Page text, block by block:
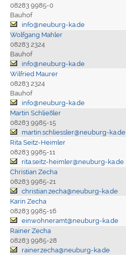
08283 9985-0
Bauhof
info@neuburg-ka.de
Wolfgang Mahler
08283 2324
Bauhof
info@neuburg-ka.de
Wilfried Maurer
08283 2324
Bauhof
info@neuburg-ka.de
Martin Schließler
08283 9985-15
martin.schliessler@neuburg-ka.de
Rita Seitz-Heimler
08283 9985-11
rita.seitz-heimler@neuburg-ka.de
Christian Zecha
08283 9985-21
christian.zecha@neuburg-ka.de
Karin Zecha
08283 9985-16
einwohneramt@neuburg-ka.de
Rainer Zecha
08283 9985-28
rainer.zecha@neuburg-ka.de